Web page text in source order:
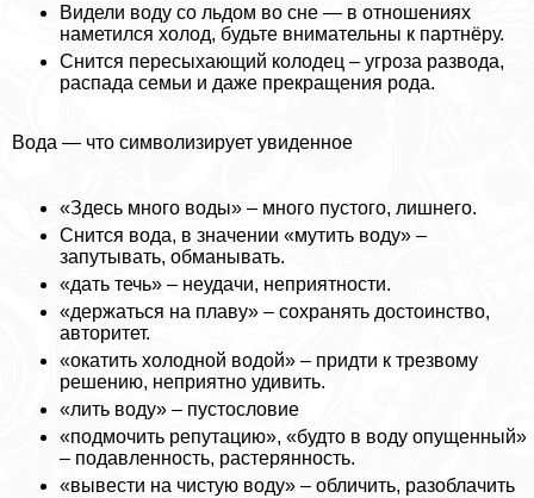
Видели воду со льдом во сне — в отношениях
наметился холод, будьте внимательны к партнёру.
Снится пересыхающий колодец – угроза развода,
распада семьи и даже прекращения рода.
Вода — что символизирует увиденное
«Здесь много воды» – много пустого, лишнего.
Снится вода, в значении «мутить воду» –
запутывать, обманывать.
«дать течь» – неудачи, неприятности.
«держаться на плаву» – сохранять достоинство,
авторитет.
«окатить холодной водой» – придти к трезвому
решению, неприятно удивить.
«лить воду» – пустословие
«подмочить репутацию», «будто в воду опущенный»
– подавленность, растерянность.
«вывести на чистую воду» – обличить, разоблачить